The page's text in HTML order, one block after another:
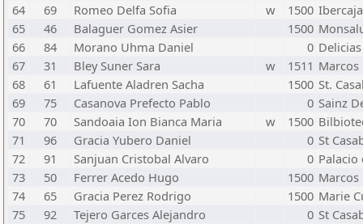
64
69 Romeo Delfa Sofia w 1500 Ibercaja
65
46 Balaguer Gomez Asier 1500
66
84 Morano Uhma Daniel 0 Delicias
67
31 Bley Suner Sara w 1511 Marcos
68
61 Lafuente Aladren Sacha 1500 St.
69
75 Casanova Prefecto Pablo 0 Sainz
70
70 Sandoaia Ion Bianca Maria w 1500
71
96 Gracia Yubero Daniel 0 St
72
91 Sanjuan Cristobal Alvaro 0 Palacio
73
50 Ferrer Acedo Hugo 1500 Marcos
74
65 Gracia Perez Rodrigo 1500 Marie
75
92 Tejero Garces Alejandro 0 St